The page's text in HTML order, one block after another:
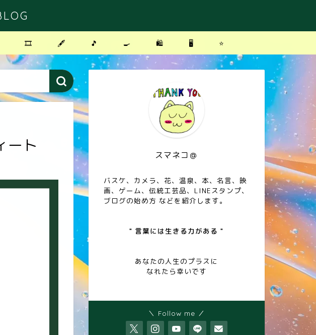
🎞 🖋 🎵 🍳 🛍 🖥 ⭐️
ート
スマネコ＠
バスケ、カメラ、花、温泉、本、名言、映
画、ゲーム、伝統工芸品、LINEスタンプ、
ブログの始め方 などを紹介します。
" 言葉には生きる力がある "
あなたの人生のプラスに
なれたら幸いです
＼ Follow me ／